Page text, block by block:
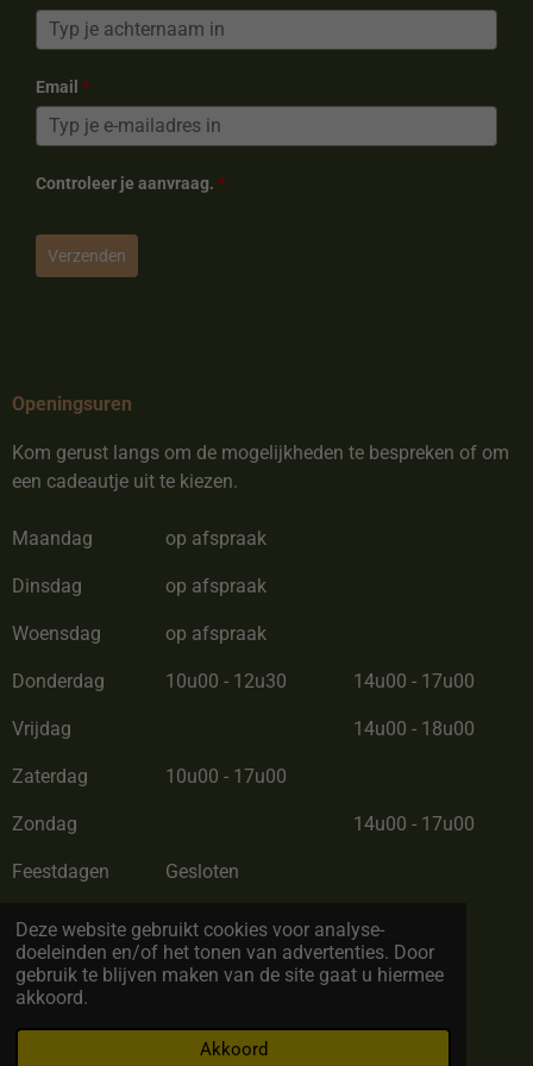
Deze website gebruikt cookies voor analyse-
doeleinden en/of het tonen van advertenties. Door
gebruik te blijven maken van de site gaat u hiermee
akkoord.
Akkoord
Email *
Controleer je aanvraag. *
Verzenden
Openingsuren
Kom gerust langs om de mogelijkheden te bespreken of om
een cadeautje uit te kiezen.
Maandag op afspraak
Dinsdag op afspraak
Woensdag op afspraak
Donderdag 10u00 - 12u30 14u00 - 17u00
Vrijdag 14u00 - 18u00
Zaterdag 10u00 - 17u00
Zondag 14u00 - 17u00
Feestdagen Gesloten
Zomerverlof van 28/06/26 tot 12/07/26